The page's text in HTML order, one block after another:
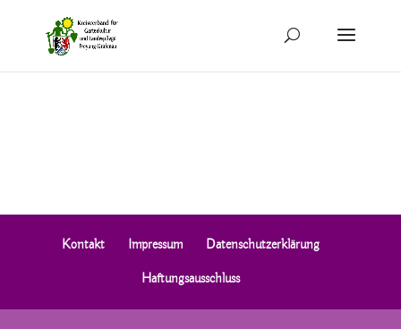
Kontakt Impressum Datenschutzerklärung
Haftungsausschluss